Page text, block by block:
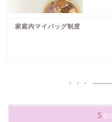
家庭内マイバッグ制度